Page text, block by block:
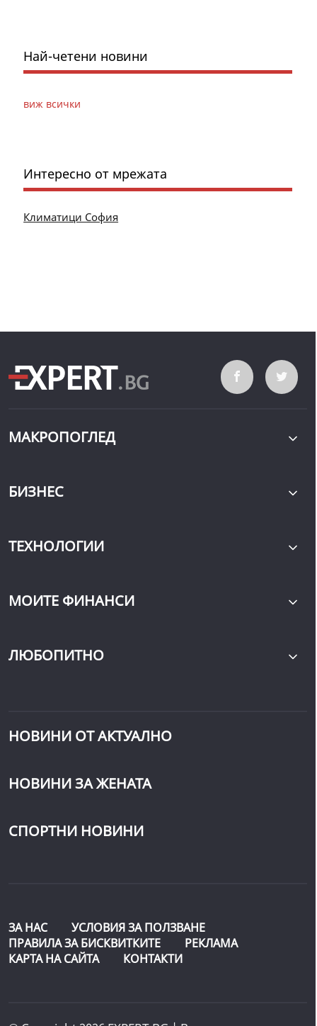
Най-четени новини
виж всички
Интересно от мрежата
Климатици София
МАКРОПОГЛЕД
БИЗНЕС
ТЕХНОЛОГИИ
МОИТЕ ФИНАНСИ
ЛЮБОПИТНО
НОВИНИ ОТ АКТУАЛНО
НОВИНИ ЗА ЖЕНАТА
СПОРТНИ НОВИНИ
ЗА НАС
УСЛОВИЯ ЗА ПОЛЗВАНЕ
ПРАВИЛА ЗА БИСКВИТКИТЕ
РЕКЛАМА
КАРТА НА САЙТА
КОНТАКТИ